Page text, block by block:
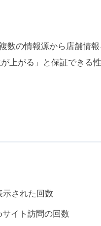
数の情報源から店舗情
上がる」と保証できる
示された回数
イト訪問の回数